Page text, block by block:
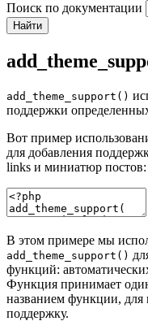
Поиск по документации
Найти
add_theme_support()
поддержки
Вот пример
для добавления
links и миниатюр постов:
В этом примере мы
add_theme_support()
функций:
Функция принимает
названием функции, для
поддержку.